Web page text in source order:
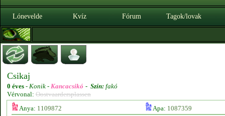
Lónevelde Kvíz Fórum Tagok/lovak
Csikaj
0 éves - Konik - Kancacsikó - Szín: fakó
Vérvonal: Oostvaardersplassen
Anya: 1109872 Apa: 1087359